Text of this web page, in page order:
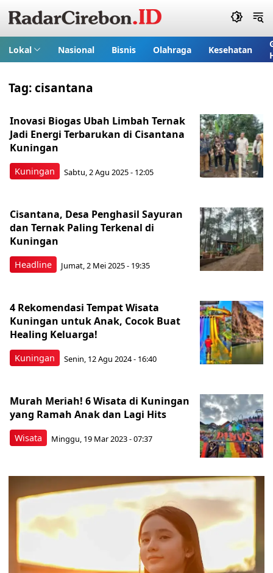
Lokal Nasional Bisnis Olahraga Kesehatan
Tag:cisantana
Kuningan
Inovasi Biogas Ubah Limbah Ternak
Jadi Energi Terbarukan di Cisantana
Kuningan
Sabtu, 2 Agu 2025 - 12:05
Headline
Cisantana, Desa Penghasil Sayuran
dan Ternak Paling Terkenal di
Kuningan
Jumat, 2 Mei 2025 - 19:35
Kuningan
4 Rekomendasi Tempat Wisata
Kuningan untuk Anak, Cocok Buat
Healing Keluarga!
Senin, 12 Agu 2024 - 16:40
Wisata
Murah Meriah! 6 Wisata di Kuningan
yang Ramah Anak dan Lagi Hits
Minggu, 19 Mar 2023 - 07:37